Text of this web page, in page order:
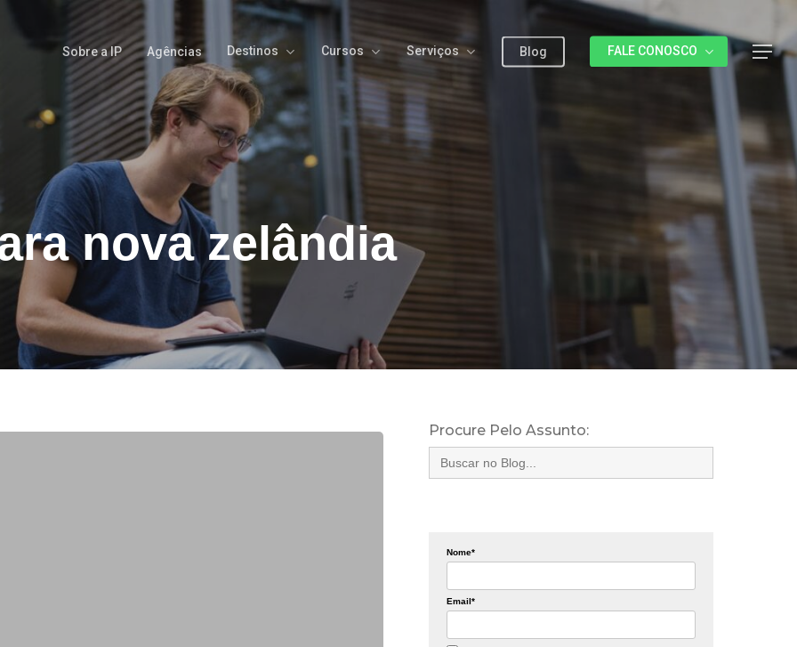
Sobre a IP Agências Destinos Cursos Serviços Blog FALE CONOSCO Menu
nova zelândia
Procure Pelo Assunto:
Search
for:
Nome*
Email*